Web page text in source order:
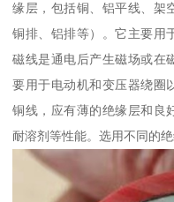
缘层，包括铜、铝平线、架
铜排、铝排等）。它主要用
磁线是通电后产生磁场或在
要用于电动机和变压器绕圈
铜线，应有薄的绝缘层和良
耐溶剂等性能。选用不同的